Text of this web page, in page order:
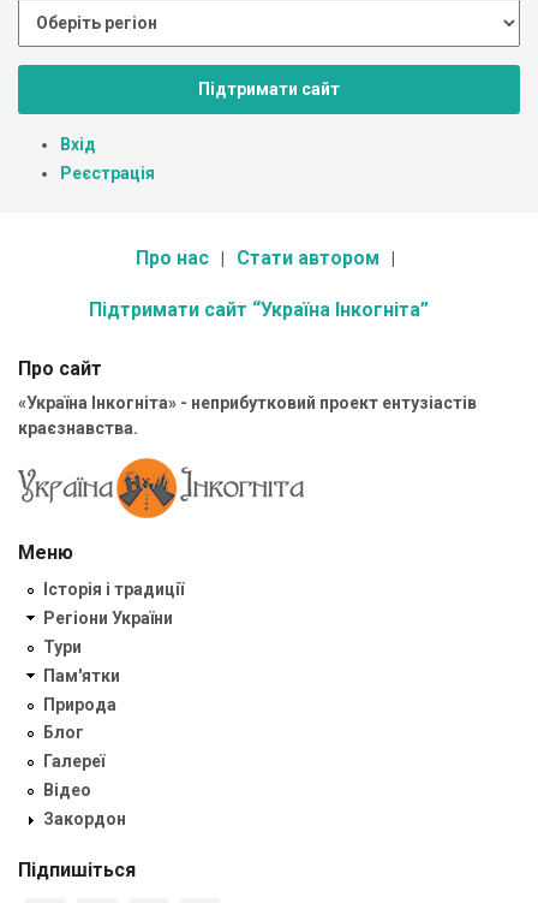
Підтримати сайт
Вхід
Реєстрація
Про нас Стати автором
Підтримати сайт “Україна Інкогніта”
Про сайт
«Україна Інкогніта» - неприбутковий проект ентузіастів
краєзнавства.
Меню
Історія і традиції
Регіони України
Тури
Пам'ятки
Природа
Блог
Галереї
Відео
Закордон
Підпишіться